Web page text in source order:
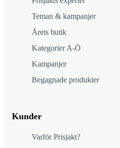
Teman & kampanjer
Årets butik
Kategorier A-Ö
Kampanjer
Begagnade produkter
Kunder
Varför Prisjakt?